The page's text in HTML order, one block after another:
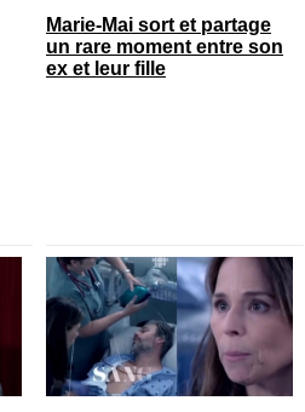
Marie-Mai sort et partage
un rare moment entre son
ex et leur fille